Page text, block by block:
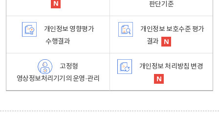
판단기준
개인정보 영향평가
수행결과
개인정보 보호수준 평가
결과
고정형
영상정보처리기기의 운영·관리
개인정보 처리방침 변경